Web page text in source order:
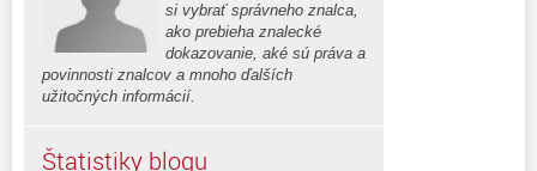
si vybrať správneho znalca,
ako prebieha znalecké
dokazovanie, aké sú práva a
povinnosti znalcov a mnoho ďalších
užitočných informácií.
Štatistiky blogu